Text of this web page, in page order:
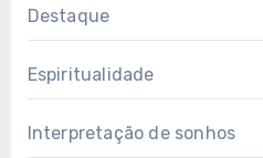
Destaque
Espiritualidade
Interpretação de sonhos